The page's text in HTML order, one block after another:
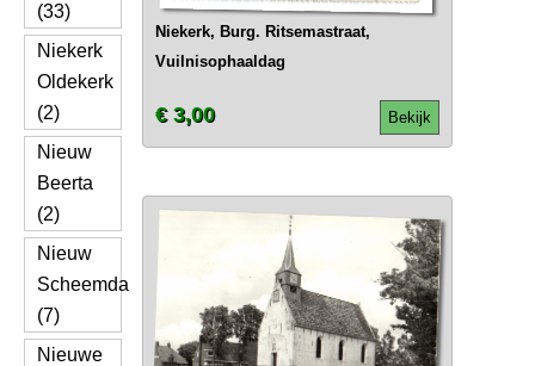
(33)
Niekerk
Oldekerk
(2)
Nieuw
Beerta
(2)
Nieuw
Scheemda
(7)
Nieuwe
Niekerk, Burg. Ritsemastraat,
Vuilnisophaaldag
Bekijk
€ 3,00